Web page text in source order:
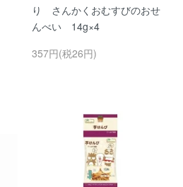
り さんかくおむすびのおせ
んべい 14g×4
357円(税26円)